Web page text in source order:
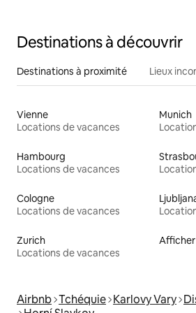
Destinations à découvrir
Destinations à proximité Lieux
Vienne
Locations de vacances
Munich
Hambourg
Locations de vacances
Cologne
Locations de vacances
Zurich
Locations de vacances
Airbnb Tchéquie Karlovy Vary